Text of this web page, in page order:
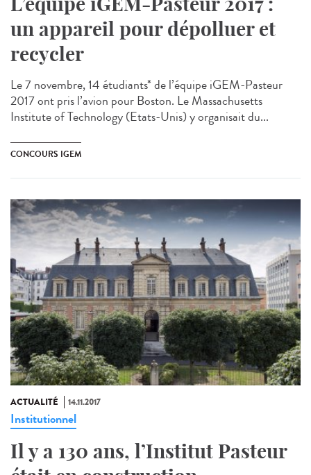
un appareil pour dépolluer et
recycler
Le 7 novembre, 14 étudiants* de l’équipe iGEM-Pasteur
2017 ont pris l’avion pour Boston. Le Massachusetts
Institute of Technology (Etats-Unis) y organisait du...
CONCOURS IGEM
ACTUALITÉ 14.11.2017
Institutionnel
Il y a 130 ans, l’Institut Pasteur